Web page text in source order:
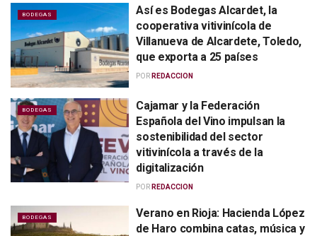
BODEGAS
Así es Bodegas Alcardet, la
cooperativa vitivinícola de
Villanueva de Alcardete, Toledo,
que exporta a 25 países
POR REDACCION
BODEGAS
Cajamar y la Federación
Española del Vino impulsan la
sostenibilidad del sector
vitivinícola a través de la
digitalización
POR REDACCION
BODEGAS
Verano en Rioja: Hacienda López
de Haro combina catas, música y